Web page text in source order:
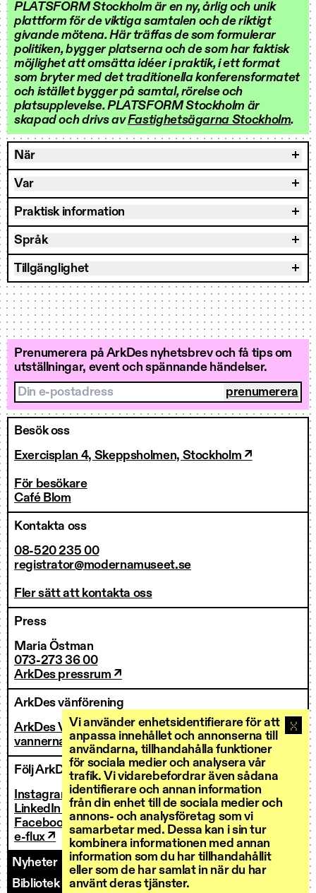
Vi använder enhetsidentifierare för att
anpassa innehållet och annonserna till
användarna, tillhandahålla funktioner
för sociala medier och analysera vår
trafik. Vi vidarebefordrar även sådana
identifierare och annan information
från din enhet till de sociala medier och
annons- och analysföretag som vi
samarbetar med. Dessa kan i sin tur
kombinera informationen med annan
information som du har tillhandahållit
eller som de har samlat in när du har
använt deras tjänster.
PLATSFORM Stockholm är en ny, årlig och unik
plattform för de viktiga samtalen och de riktigt
givande mötena. Här träffas de som formulerar
politiken, bygger platserna och de som har faktisk
möjlighet att omsätta idéer i praktik, i ett format
som bryter med det traditionella konferensformatet
och istället bygger på samtal, rörelse och
platsupplevelse. PLATSFORM Stockholm är
skapad och drivs avFastighetsägarna Stockholm.
När
Var
Praktisk information
Språk
Tillgänglighet
Prenumerera på ArkDes nyhetsbrev och få tips om
utställningar, event och spännande händelser.
Din e-postadress
Besök oss
Exercisplan 4, Skeppsholmen, Stockholm ↗
För besökare
Café Blom
Kontakta oss
08-520 235 00
registrator@modernamuseet.se
Fler sätt att kontakta oss
Press
Maria Östman
073-273 36 00
ArkDes pressrum ↗
ArkDes vänförening
ArkDes Vänner
vannerna@arkdes.se
Följ ArkDes
Instagram ↗
LinkedIn ↗
Facebook ↗
e-flux ↗
Nyheter
Kontakt Personal
Fakturering
Bibliotek och forskarservice
Utlysningar